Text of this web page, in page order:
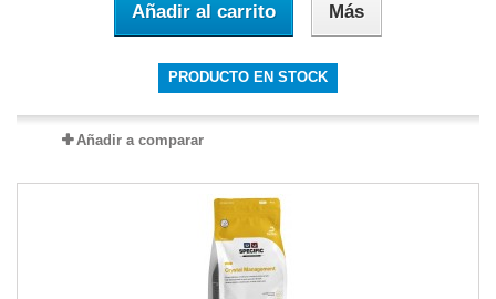
Añadir al carrito Más
PRODUCTO EN STOCK
Añadir a comparar